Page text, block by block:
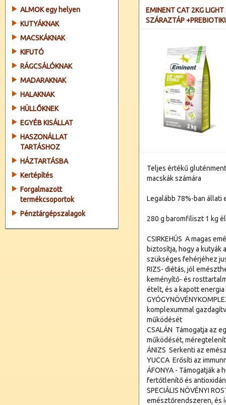
ALMOK egy helyen
KUTYÁKNAK
MACSKÁKNAK
KIFUTÓ
RÁGCSÁLÓKNAK
MADARAKNAK
HALAKNAK
HÜLLŐKNEK
EGYÉB KISÁLLAT
HASZONÁLLAT
TARTÁSHOZ
HÁZTARTÁSBA
Kertépítés
Forgalmazott
termékcsoportok
Pénztárgépszalagok
EMINENT CAT 2KG
SZÁRAZTÁP
Teljes értékű
macskák számára
Legalább 78%-ban
280 g baromfiliszt 1 kg
CSIRKEHÚS  A magas
biztosítja, hogy a
szükséges fehérjéhez
RIZS- diétás, jól
keményítő- és
ételt, és a kapott
komplexummal
működését
CSALÁN  Támogatja az
működését,
ÁNIZS  Serkenti az
YUCCA  Erősíti az
ÁFONYA - Támogatják
fertőtlenítő és
SPECIÁLIS NÖVÉNYI
emésztőrendszeren, és